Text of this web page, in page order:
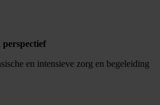
perspectief
en intensieve zorg en begeleiding